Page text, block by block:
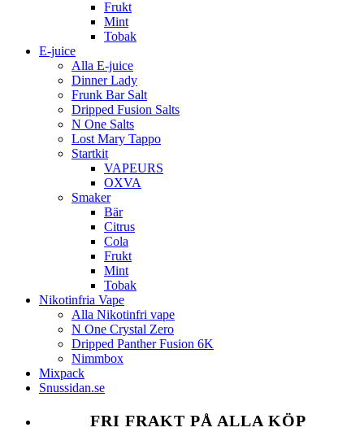
Frukt
Mint
Tobak
E-juice
Alla E-juice
Dinner Lady
Frunk Bar Salt
Dripped Fusion Salts
N One Salts
Lost Mary Tappo
Startkit
VAPEURS
OXVA
Smaker
Bär
Citrus
Cola
Frukt
Mint
Tobak
Nikotinfria Vape
Alla Nikotinfri vape
N One Crystal Zero
Dripped Panther Fusion 6K
Nimmbox
Mixpack
Snussidan.se
FRI FRAKT PÅ ALLA KÖP